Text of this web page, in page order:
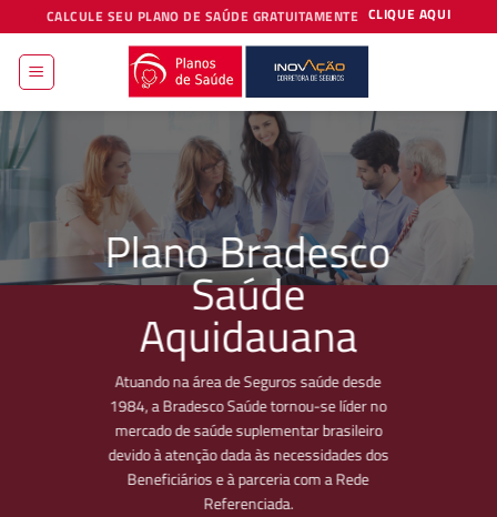
to
content
CALCULE SEU PLANO DE SAÚDE GRATUITAMENTE CLIQUE AQUI
Plano Bradesco
Saúde
Aquidauana
Atuando na área de Seguros saúde desde
1984, a Bradesco Saúde tornou-se líder no
mercado de saúde suplementar brasileiro
devido à atenção dada às necessidades dos
Beneficiários e à parceria com a Rede
Referenciada.